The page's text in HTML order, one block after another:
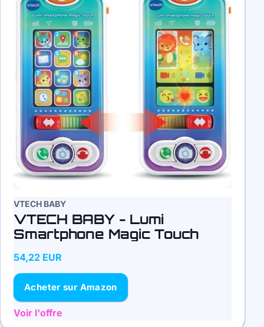
VTECH BABY
VTECH BABY - Lumi
Smartphone Magic Touch
54,22 EUR
Acheter sur Amazon
Voir l'offre